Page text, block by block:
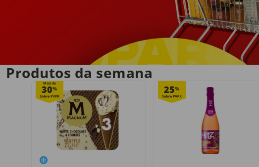
Entrega em casa
no próprio dia
Produtos da semana
Mais de
30% 25%